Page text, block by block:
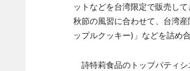
ットなどを台湾限定で販売し
秋節の風習に合わせて、台湾
ップルクッキー)」などを詰め
詩特莉食品のトップパティシ